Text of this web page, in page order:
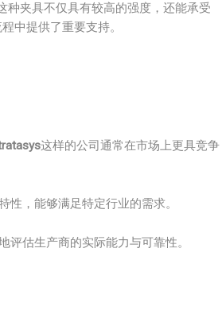
种夹具不仅具有较高的强度，还能承受
中提供了重要支持。
这样的公司通常在市场上更具竞争
性，能够满足特定行业的需求。
评估生产商的实际能力与可靠性。